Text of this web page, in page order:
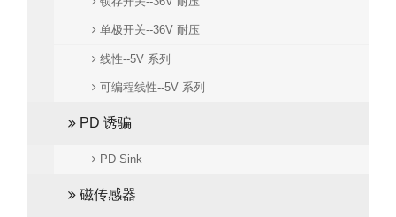
单极开关--36V 耐压
线性--5V 系列
可编程线性--5V 系列
PD 诱骗
PD Sink
磁传感器